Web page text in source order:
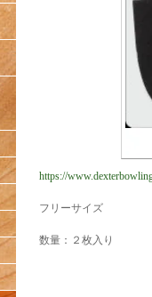
https://
フリーサイズ
数量：２枚入り